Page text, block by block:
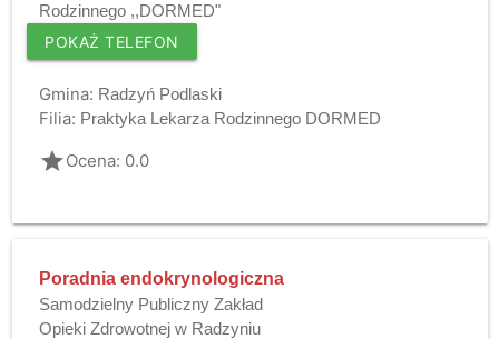
Rodzinnego ,,DORMED"
POKAŻ TELEFON
Gmina: Radzyń Podlaski
Filia: Praktyka Lekarza Rodzinnego DORMED
gradeOcena: 0.0
Poradnia endokrynologiczna
Samodzielny Publiczny Zakład
Opieki Zdrowotnej w Radzyniu